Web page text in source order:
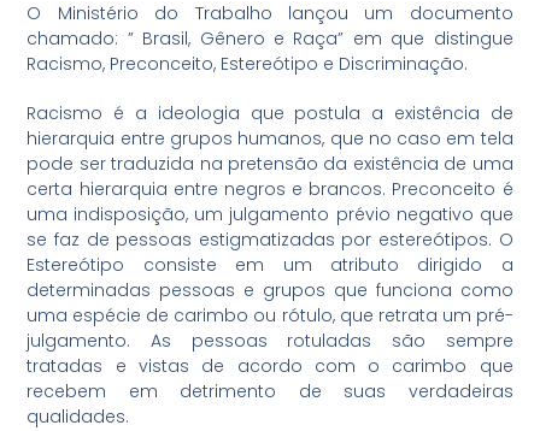
O Ministério do Trabalho lançou um documento
chamado: ” Brasil, Gênero e Raça” em que distingue
Racismo, Preconceito, Estereótipo e Discriminação.
Racismo é a ideologia que postula a existência de
hierarquia entre grupos humanos, que no caso em tela
pode ser traduzida na pretensão da existência de uma
certa hierarquia entre negros e brancos. Preconceito é
uma indisposição, um julgamento prévio negativo que
se faz de pessoas estigmatizadas por estereótipos. O
Estereótipo consiste em um atributo dirigido a
determinadas pessoas e grupos que funciona como
uma espécie de carimbo ou rótulo, que retrata um pré-
julgamento. As pessoas rotuladas são sempre
tratadas e vistas de acordo com o carimbo que
recebem em detrimento de suas verdadeiras
qualidades.